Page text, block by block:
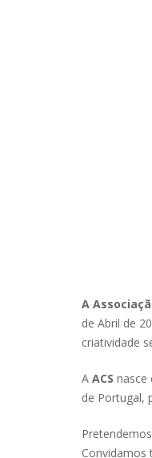
A
de Abril de
criatividade
A ACS nasce
de Portugal,
Convidamos